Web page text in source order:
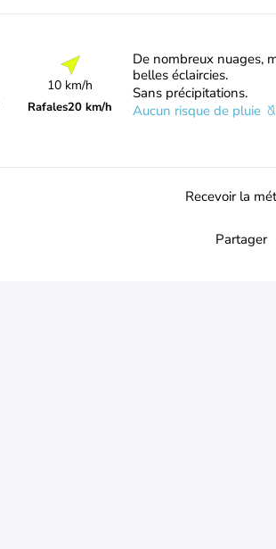
10 km/h
Rafales20 km/h
De nombreux nuages,
belles éclaircies.
Sans précipitations.
Aucun risque de pluie
Recevoir la
Partager